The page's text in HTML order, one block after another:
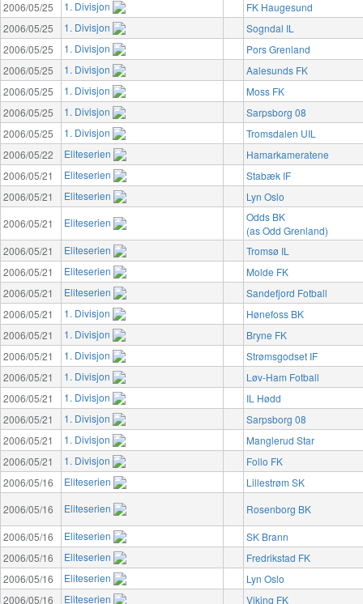
2006/05/25
1. Divisjon
FK Haugesund
2006/05/25
1. Divisjon
Sogndal IL
2006/05/25
1. Divisjon
Pors Grenland
2006/05/25
1. Divisjon
Aalesunds FK
2006/05/25
1. Divisjon
Moss FK
2006/05/25
1. Divisjon
Sarpsborg 08
2006/05/25
1. Divisjon
Tromsdalen UIL
2006/05/22
Eliteserien
Hamarkameratene
2006/05/21
Eliteserien
Stabæk IF
2006/05/21
Eliteserien
Lyn Oslo
2006/05/21
Eliteserien
Odds BK
(as Odd Grenland)
2006/05/21
Eliteserien
Tromsø IL
2006/05/21
Eliteserien
Molde FK
2006/05/21
Eliteserien
Sandefjord Fotball
2006/05/21
1. Divisjon
Hønefoss BK
2006/05/21
1. Divisjon
Bryne FK
2006/05/21
1. Divisjon
Strømsgodset IF
2006/05/21
1. Divisjon
Løv-Ham Fotball
2006/05/21
1. Divisjon
IL Hødd
2006/05/21
1. Divisjon
Sarpsborg 08
2006/05/21
1. Divisjon
Manglerud Star
2006/05/21
1. Divisjon
Follo FK
2006/05/16
Eliteserien
Lillestrøm SK
2006/05/16
Eliteserien
Rosenborg BK
2006/05/16
Eliteserien
SK Brann
2006/05/16
Eliteserien
Fredrikstad FK
2006/05/16
Eliteserien
Lyn Oslo
2006/05/16
Eliteserien
Viking FK